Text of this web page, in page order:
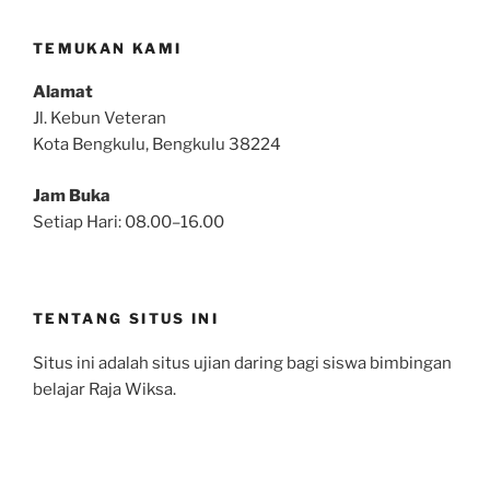
TEMUKAN KAMI
Alamat
Jl. Kebun Veteran
Kota Bengkulu, Bengkulu 38224
Jam Buka
Setiap Hari: 08.00–16.00
TENTANG SITUS INI
Situs ini adalah situs ujian daring bagi siswa bimbingan
belajar Raja Wiksa.